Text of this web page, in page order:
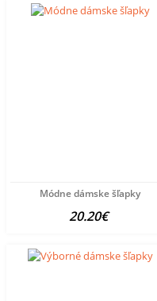
Módne dámske šľapky
20.20€